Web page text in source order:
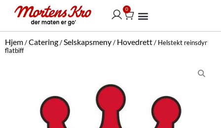
Hopp
innholdet
0
Handlekurv
Hjem/Catering/Selskapsmeny/ Hovedrett/ Helstekt reinsdyr
flatbiff